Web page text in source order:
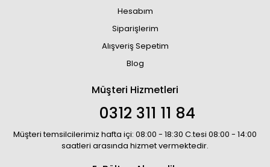
Hesabım
Siparişlerim
Alışveriş Sepetim
Blog
Müşteri Hizmetleri
0312 311 11 84
Müşteri temsilcilerimiz hafta içi: 08:00 - 18:30 C.tesi 08:00 - 14:00
saatleri arasında hizmet vermektedir.